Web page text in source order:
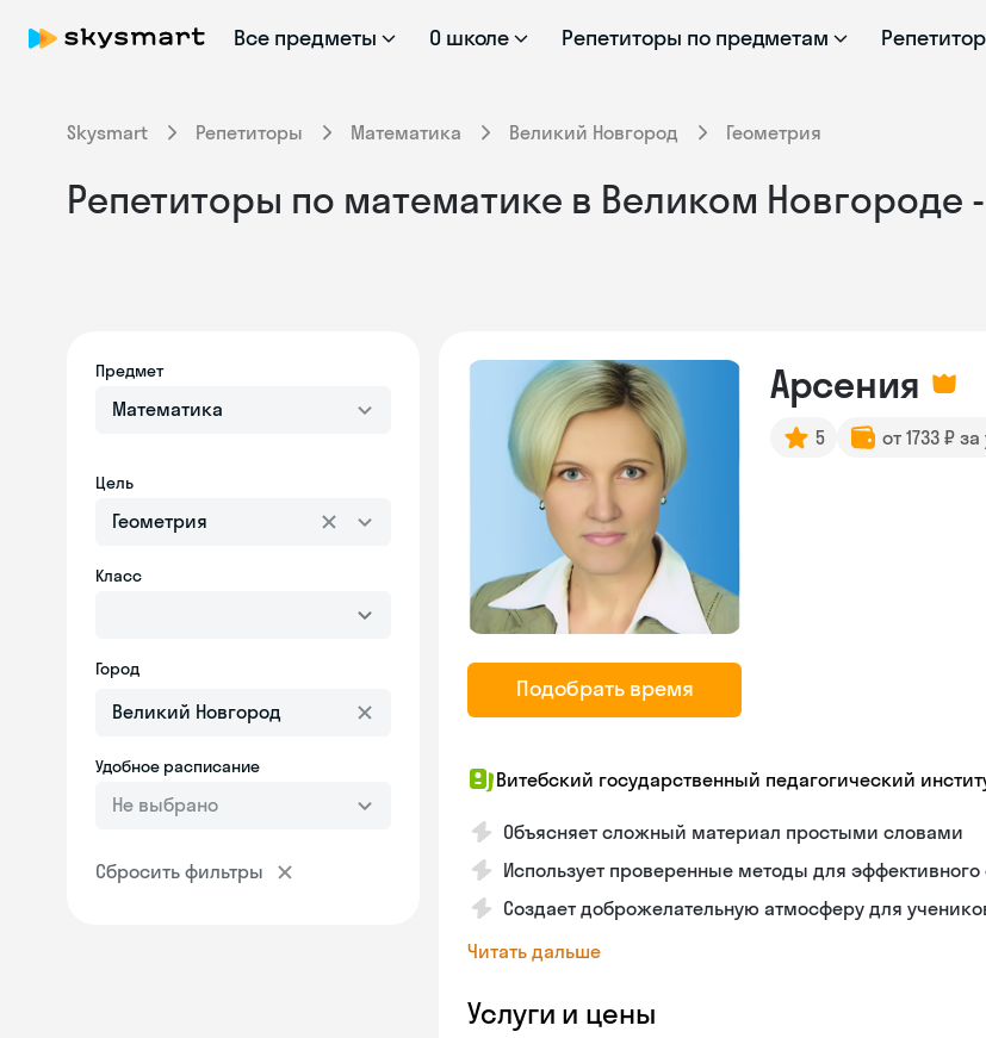
Все предметы О школе Репетиторы по предметам
Skysmart Репетиторы Математика Великий Новгород Геометрия
Репетиторы по математике в Великом Новгороде
Предмет
Математика
Цель
Геометрия
Класс
Город
Удобное расписание
Не выбрано
Сбросить фильтры
Подобрать время
Арсения
5 от 1733 ₽
Витебский государственный педагогический
Объясняет сложный материал простыми словами
Использует проверенные методы для эффективного
Создает доброжелательную атмосферу для
Читать дальше
Услуги и цены